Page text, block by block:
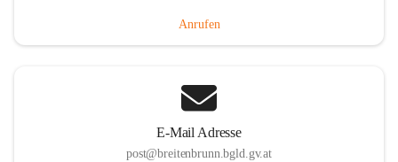
Anrufen
E-Mail Adresse
post@breitenbrunn.bgld.gv.at